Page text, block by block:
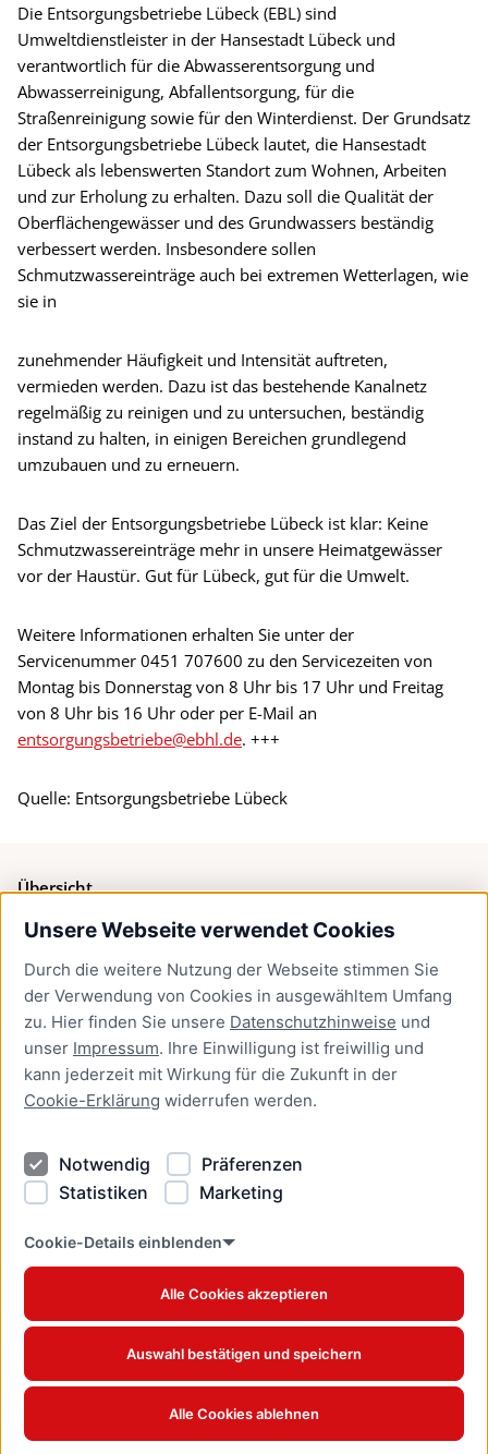
Unsere Webseite verwendet Cookies
Durch die weitere Nutzung der Webseite stimmen Sie
der Verwendung von Cookies in ausgewähltem Umfang
zu. Hier finden Sie unsere Datenschutzhinweise und
unser Impressum. Ihre Einwilligung ist freiwillig und
kann jederzeit mit Wirkung für die Zukunft in der
Cookie-Erklärung widerrufen werden.
Notwendig
Präferenzen
Statistiken
Marketing
Cookie-Details einblenden
Alle Cookies akzeptieren
Auswahl bestätigen und speichern
Alle Cookies ablehnen
Die Entsorgungsbetriebe Lübeck (EBL) sind
Umweltdienstleister in der Hansestadt Lübeck und
verantwortlich für die Abwasserentsorgung und
Abwasserreinigung, Abfallentsorgung, für die
Straßenreinigung sowie für den Winterdienst. Der Grundsatz
der Entsorgungsbetriebe Lübeck lautet, die Hansestadt
Lübeck als lebenswerten Standort zum Wohnen, Arbeiten
und zur Erholung zu erhalten. Dazu soll die Qualität der
Oberflächengewässer und des Grundwassers beständig
verbessert werden. Insbesondere sollen
Schmutzwassereinträge auch bei extremen Wetterlagen, wie
sie in
zunehmender Häufigkeit und Intensität auftreten,
vermieden werden. Dazu ist das bestehende Kanalnetz
regelmäßig zu reinigen und zu untersuchen, beständig
instand zu halten, in einigen Bereichen grundlegend
umzubauen und zu erneuern.
Das Ziel der Entsorgungsbetriebe Lübeck ist klar: Keine
Schmutzwassereinträge mehr in unsere Heimatgewässer
vor der Haustür. Gut für Lübeck, gut für die Umwelt.
Weitere Informationen erhalten Sie unter der
Servicenummer 0451 707600 zu den Servicezeiten von
Montag bis Donnerstag von 8 Uhr bis 17 Uhr und Freitag
von 8 Uhr bis 16 Uhr oder per E-Mail an
entsorgungsbetriebe@ebhl.de. +++
Quelle: Entsorgungsbetriebe Lübeck
Übersicht
Bürgerservice
Presse
Newsletter Lübeck:kompakt
Kontakt
Kontakt
Datenschutzhinweise
Barrierefreiheit
Cookie Erklärung
www.luebeck.de